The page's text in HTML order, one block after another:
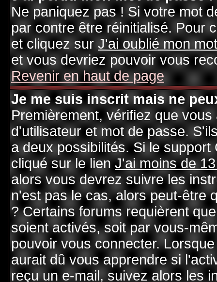
Ne paniquez pas ! Si votre mot
par contre être réinitialisé. Pour
et cliquez surJ'ai oublié mon
et vous devriez pouvoir vous
Revenir en haut de page
Je me suis inscrit mais ne
Premièrement, vérifiez que
d'utilisateur et mot de passe.
a deux possibilités. Si le
cliqué sur le lienJ'ai moins de
alors vous devrez suivre les
n'est pas le cas, alors peut-être
? Certains forums requièrent
soient activés, soit par vous-
pouvoir vous connecter.
aurait dû vous apprendre si
reçu un e-mail, suivez alors les